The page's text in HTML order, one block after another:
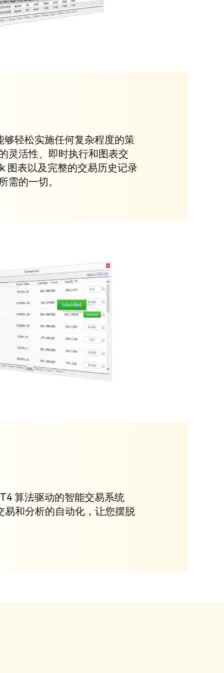
轻松实施任何复杂程度的策
灵活性、即时执行和图表交
图表以及完整的交易历史记录
的一切。
算法驱动的智能交易系统
和分析的自动化，让您摆脱